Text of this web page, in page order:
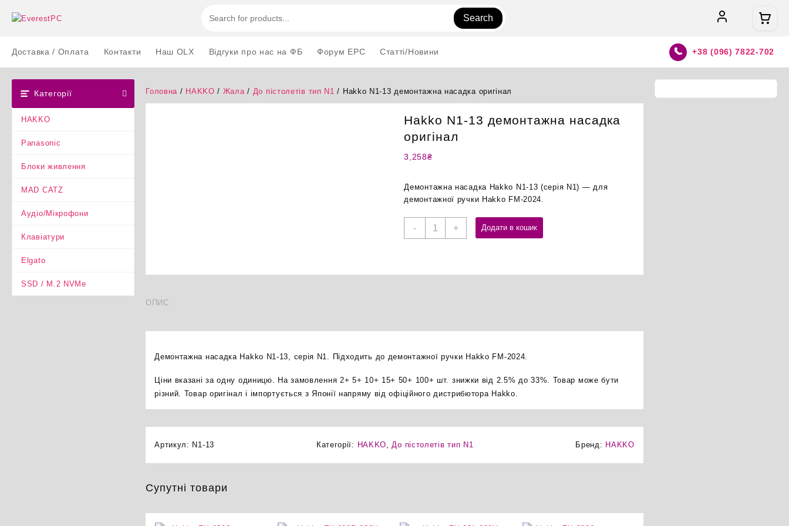
Search
Доставка / Оплата Контакти Наш OLX Відгуки про нас на ФБ Форум EPC Статті/Новини +38 (096) 7822-702
Категорії
HAKKO
Panasonic
Блоки живлення
MAD CATZ
Аудіо/Мікрофони
Клавіатури
Elgato
SSD / M.2 NVMe
Головна / HAKKO / Жала/ До пістолетів тип N1 / Hakko N1-13 демонтажна насадка оригінал
Hakko N1-13 демонтажна насадка
оригінал
3,258₴
Демонтажна насадка Hakko N1-13 (серія N1) — для
демонтажної ручки Hakko FM-2024.
-
Hakko
насадка
+ Додати в кошик
ОПИС
Демонтажна насадка Hakko N1-13, серія N1. Підходить до демонтажної ручки Hakko FM-2024.
Ціни вказані за одну одиницю. На замовлення 2+ 5+ 10+ 15+ 50+ 100+ шт. знижки від 2.5% до 33%. Товар може бути
різний. Товар оригінал і імпортується з Японії напряму від офіційного дистрибютора Hakko.
Артикул: N1-13 Категорії: HAKKO,До пістолетів тип N1 Бренд: HAKKO
Супутні товари